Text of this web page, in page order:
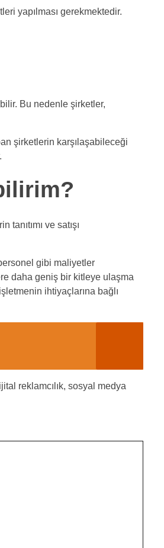
yapılması gerekmektedir.
Bu nedenle şirketler,
şirketlerin karşılaşabileceği
ve satışı
gibi maliyetler
daha geniş bir kitleye ulaşma
ihtiyaçlarına bağlı
reklamcılık, sosyal medya